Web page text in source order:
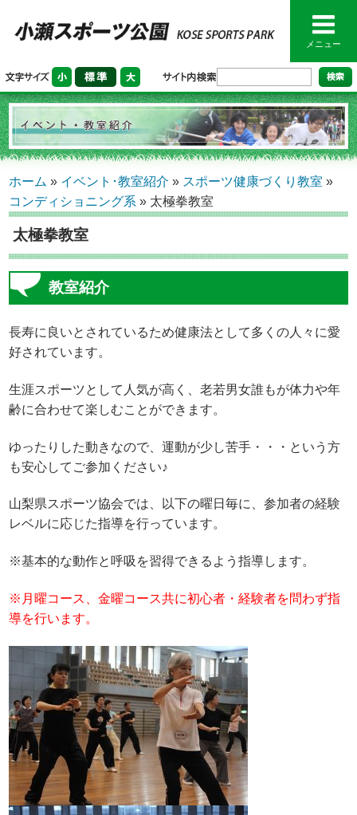
メニュー
ホーム » イベント･教室紹介 » スポーツ健康づくり教室 »
コンディショニング系 » 太極拳教室
太極拳教室
教室紹介
長寿に良いとされているため健康法として多くの人々に愛
好されています。
生涯スポーツとして人気が高く、老若男女誰もが体力や年
齢に合わせて楽しむことができます。
ゆったりした動きなので、運動が少し苦手・・・という方
も安心してご参加ください♪
山梨県スポーツ協会では、以下の曜日毎に、参加者の経験
レベルに応じた指導を行っています。
※基本的な動作と呼吸を習得できるよう指導します。
※月曜コース、金曜コース共に初心者・経験者を問わず指
導を行います。